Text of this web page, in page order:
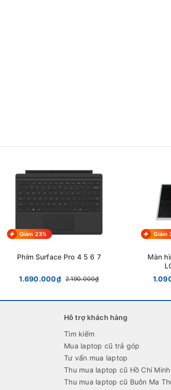
Giảm 23%
Phím Surface Pro 4 5 6 7
1.690.000₫ 2.190.000₫
Giảm
Màn
Hỗ trợ khách hàng
Tìm kiếm
Mua laptop cũ trả góp
Tư vấn mua laptop
Thu mua laptop cũ Hồ Chí Minh
Thu mua laptop cũ Buôn Ma